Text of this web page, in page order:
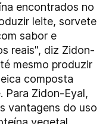
encontrados no
leite, sorvete
sabor e
reais", diz Zidon-
mesmo produzir
composta
Para Zidon-Eyal,
vantagens do uso